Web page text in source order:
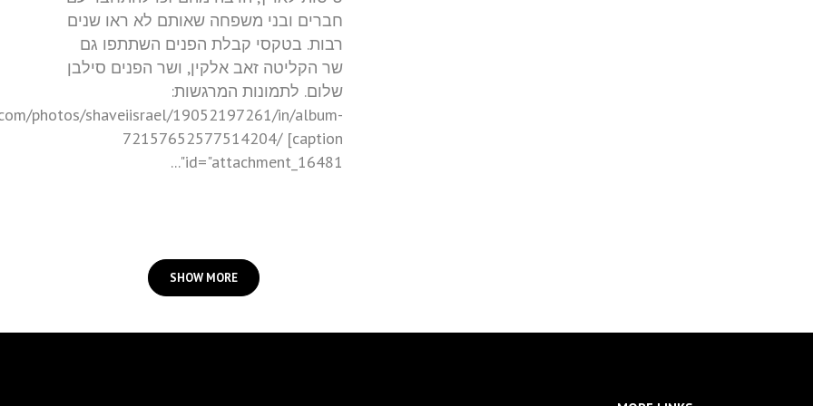
חברים ובני משפחה שאותם לא ראו שנים
רבות. בטקסי קבלת הפנים השתתפו גם
שר הקליטה זאב אלקין, ושר הפנים סילבן
שלום. לתמונות המרגשות:
photos/shaveiisrael/19052197261/in/album-
72157652577514204/ [caption
id="attachment_16481"...
SHOW MORE